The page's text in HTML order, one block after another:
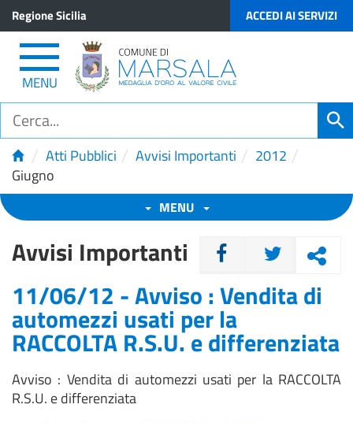
Regione Sicilia ACCEDI AI SERVIZI
MENU
Atti Pubblici Avvisi Importanti 2012
Giugno
MENU
CONDIVIDI
Avvisi Importanti
11/06/12 - Avviso : Vendita di
automezzi usati per la
RACCOLTA R.S.U. e differenziata
Avviso : Vendita di automezzi usati per la RACCOLTA
R.S.U. e differenziata